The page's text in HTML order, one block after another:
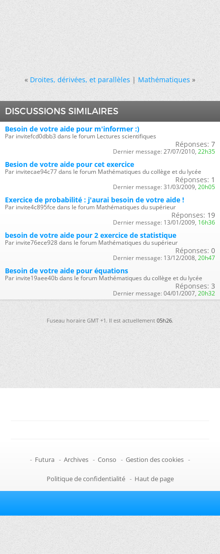
« Droites, dérivées, et parallèles|Mathématiques »
DISCUSSIONS SIMILAIRES
Besoin de votre aide pour m'informer :)
Par invitefcd0dbb3 dans le forum Lectures scientifiques
Réponses: 7
Dernier message: 27/07/2010, 22h35
Besion de votre aide pour cet exercice
Par invitecae94c77 dans le forum Mathématiques du collège et du lycée
Réponses: 1
Dernier message: 31/03/2009, 20h05
Exercice de probabilité : j'aurai besoin de votre aide !
Par invite4c895fce dans le forum Mathématiques du supérieur
Réponses: 19
Dernier message: 13/01/2009, 16h36
besoin de votre aide pour 2 exercice de statistique
Par invite76ece928 dans le forum Mathématiques du supérieur
Réponses: 0
Dernier message: 13/12/2008, 20h47
Besoin de votre aide pour équations
Par invite19aee40b dans le forum Mathématiques du collège et du lycée
Réponses: 3
Dernier message: 04/01/2007, 20h32
Fuseau horaire GMT +1. Il est actuellement05h26.
- Futura - Archives - Conso - Gestion des cookies -
Politique de confidentialité - Haut de page